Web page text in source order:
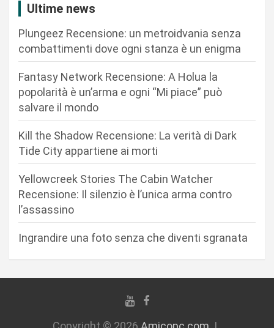
Ultime news
Plungeez Recensione: un metroidvania senza
combattimenti dove ogni stanza è un enigma
Fantasy Network Recensione: A Holua la
popolarità è un’arma e ogni “Mi piace” può
salvare il mondo
Kill the Shadow Recensione: La verità di Dark
Tide City appartiene ai morti
Yellowcreek Stories The Cabin Watcher
Recensione: Il silenzio è l’unica arma contro
l’assassino
Ingrandire una foto senza che diventi sgranata